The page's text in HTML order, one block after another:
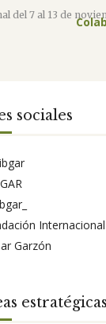
del 7 al 13 de
sociales
Internacional
Garzón
estratégicas